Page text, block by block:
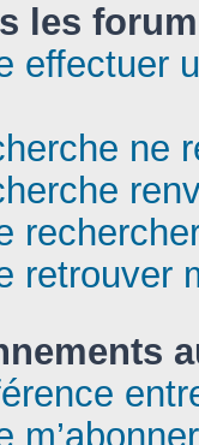
les
effectuer
ne
retrouver